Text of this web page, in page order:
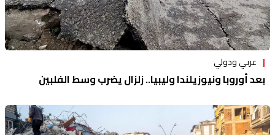
عربي ودولي
بعد أوروبا ونيوزيلندا وليبيا.. زلزال يضرب وسط الفلبين